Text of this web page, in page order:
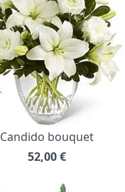
Candido bouquet
52,00€